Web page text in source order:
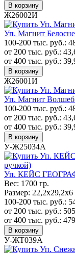
В корзину
Ж26002И
Уп. Магнит
100-200 тыс. руб.:
от 200 тыс. руб.:
от 400 тыс. руб.:
В корзину
Ж26001И
Уп. Магнит
100-200 тыс. руб.:
от 200 тыс. руб.:
от 400 тыс. руб.:
В корзину
У-Ж25034А
Уп. КЕЙС
Вес: 1700 гр.
Размер: 22,2х29,2х6
100-200 тыс. руб.:
от 200 тыс. руб.: 505
от 400 тыс. руб.: 479
В корзину
У-ЖТ039А